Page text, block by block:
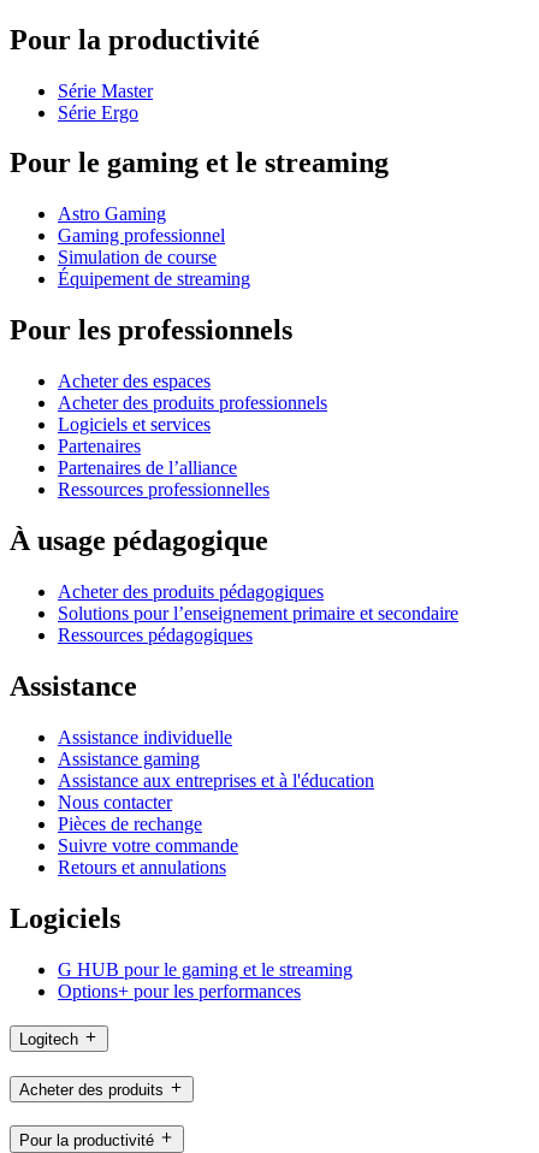
Pour la productivité
Série Master
Série Ergo
Pour le gaming et le streaming
Astro Gaming
Gaming professionnel
Simulation de course
Équipement de streaming
Pour les professionnels
Acheter des espaces
Acheter des produits professionnels
Logiciels et services
Partenaires
Partenaires de l’alliance
Ressources professionnelles
À usage pédagogique
Acheter des produits pédagogiques
Solutions pour l’enseignement primaire et secondaire
Ressources pédagogiques
Assistance
Assistance individuelle
Assistance gaming
Assistance aux entreprises et à l'éducation
Nous contacter
Pièces de rechange
Suivre votre commande
Retours et annulations
Logiciels
G HUB pour le gaming et le streaming
Options+ pour les performances
Logitech
Acheter des produits
Pour la productivité